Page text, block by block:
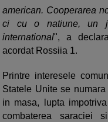
american. Cooperarea
ci cu o natiune, un
international", a
acordat Rossiia 1.
Printre interesele
Statele Unite se
in masa, lupta
combaterea saraciei